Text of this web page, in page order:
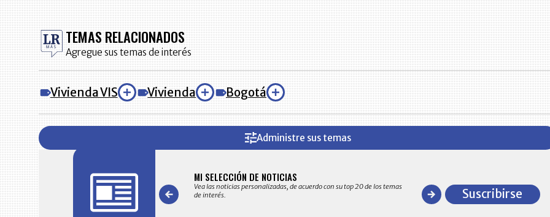
TEMAS RELACIONADOS
Agregue sus temas de interés
Vivienda VIS Vivienda Bogotá
Administre sus temas
en su correo electrónico las noticias seleccionadas por nuestro
MI SELECCIÓN DE NOTICIAS
Vea las noticias personalizadas, de acuerdo con su top 20 de los temas
de interés.
comportamiento general y detallado de las
en ventas en ColombiaSuscribirse